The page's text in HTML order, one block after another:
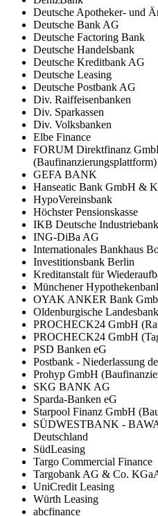
Deutsche Apotheker- und
Deutsche Bank AG
Deutsche Factoring Bank
Deutsche Handelsbank
Deutsche Kreditbank AG
Deutsche Leasing
Deutsche Postbank AG
Div. Raiffeisenbanken
Div. Sparkassen
Div. Volksbanken
Elbe Finance
FORUM Direktfinanz
(Baufinanzierungsplattform)
GEFA BANK
Hanseatic Bank GmbH &
HypoVereinsbank
Höchster Pensionskasse
IKB Deutsche Industriebank
ING-DiBa AG
Internationales Bankhaus
Investitionsbank Berlin
Kreditanstalt für
Münchener
OYAK ANKER Bank
Oldenburgische
PROCHECK24 GmbH
PROCHECK24 GmbH
PSD Banken eG
Postbank - Niederlassung
Prohyp GmbH
SKG BANK AG
Sparda-Banken eG
Starpool Finanz GmbH
SÜDWESTBANK -
Deutschland
SüdLeasing
Targo Commercial Finance
Targobank AG & Co.
UniCredit Leasing
Würth Leasing
abcfinance